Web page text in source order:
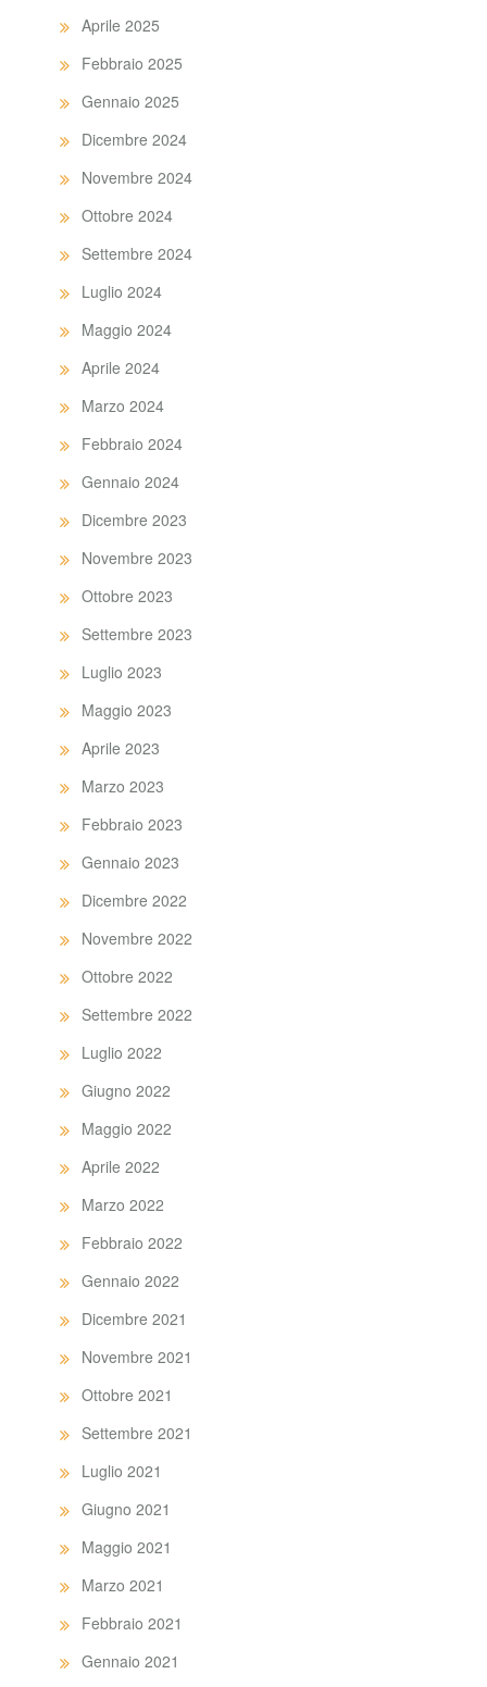
Aprile 2025
Febbraio 2025
Gennaio 2025
Dicembre 2024
Novembre 2024
Ottobre 2024
Settembre 2024
Luglio 2024
Maggio 2024
Aprile 2024
Marzo 2024
Febbraio 2024
Gennaio 2024
Dicembre 2023
Novembre 2023
Ottobre 2023
Settembre 2023
Luglio 2023
Maggio 2023
Aprile 2023
Marzo 2023
Febbraio 2023
Gennaio 2023
Dicembre 2022
Novembre 2022
Ottobre 2022
Settembre 2022
Luglio 2022
Giugno 2022
Maggio 2022
Aprile 2022
Marzo 2022
Febbraio 2022
Gennaio 2022
Dicembre 2021
Novembre 2021
Ottobre 2021
Settembre 2021
Luglio 2021
Giugno 2021
Maggio 2021
Marzo 2021
Febbraio 2021
Gennaio 2021